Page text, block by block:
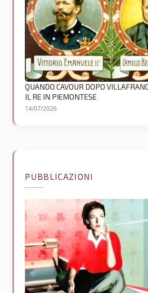
QUANDO CAVOUR DOPO
IL RE IN PIEMONTESE
14/07/2026
PUBBLICAZIONI